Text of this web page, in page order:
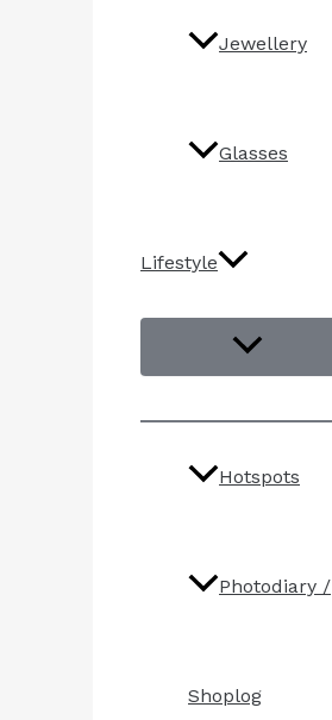
Jewellery
Glasses
Lifestyle
Hotspots
Photodiary /
Shoplog